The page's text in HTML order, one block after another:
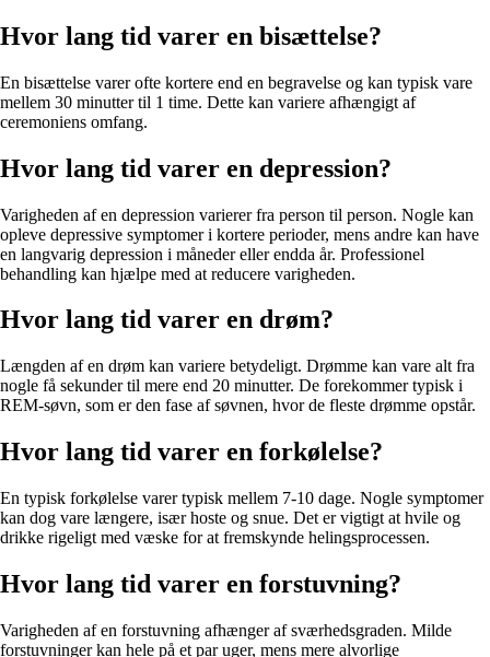
Hvor lang tid varer en bisættelse?
En bisættelse varer ofte kortere end en begravelse og kan typisk vare
mellem 30 minutter til 1 time. Dette kan variere afhængigt af
ceremoniens omfang.
Hvor lang tid varer en depression?
Varigheden af en depression varierer fra person til person. Nogle kan
opleve depressive symptomer i kortere perioder, mens andre kan have
en langvarig depression i måneder eller endda år. Professionel
behandling kan hjælpe med at reducere varigheden.
Hvor lang tid varer en drøm?
Længden af en drøm kan variere betydeligt. Drømme kan vare alt fra
nogle få sekunder til mere end 20 minutter. De forekommer typisk i
REM-søvn, som er den fase af søvnen, hvor de fleste drømme opstår.
Hvor lang tid varer en forkølelse?
En typisk forkølelse varer typisk mellem 7-10 dage. Nogle symptomer
kan dog vare længere, især hoste og snue. Det er vigtigt at hvile og
drikke rigeligt med væske for at fremskynde helingsprocessen.
Hvor lang tid varer en forstuvning?
Varigheden af en forstuvning afhænger af sværhedsgraden. Milde
forstuvninger kan hele på et par uger, mens mere alvorlige